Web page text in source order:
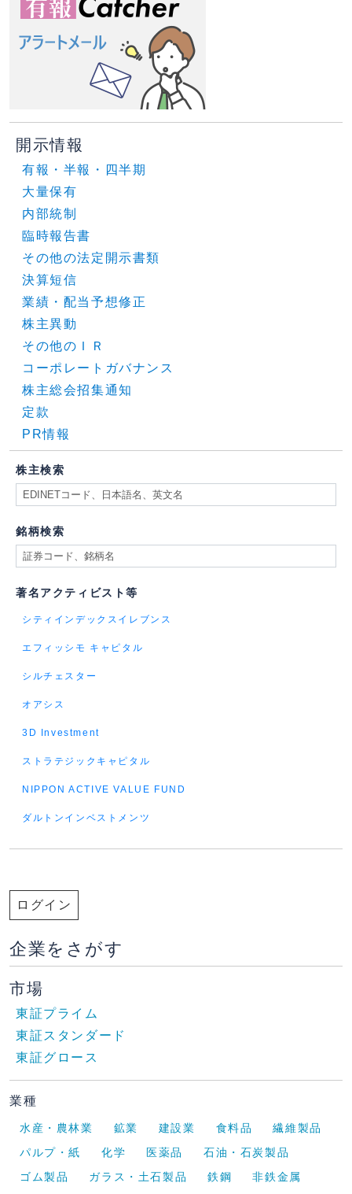
開示情報
有報・半報・四半期
大量保有
内部統制
臨時報告書
その他の法定開示書類
決算短信
業績・配当予想修正
株主異動
その他のＩＲ
コーポレートガバナンス
株主総会招集通知
定款
PR情報
株主検索
銘柄検索
著名アクティビスト等
シティインデックスイレブンス
エフィッシモ キャピタル
シルチェスター
オアシス
3D Investment
ストラテジックキャピタル
NIPPON ACTIVE VALUE FUND
ダルトンインベストメンツ
ログイン
企業をさがす
市場
東証プライム
東証スタンダード
東証グロース
業種
水産・農林業 鉱業 建設業 食料品
繊維製品
パルプ・紙
化学 医薬品
石油・石炭製品
ゴム製品
ガラス・土石製品 鉄鋼
非鉄金属